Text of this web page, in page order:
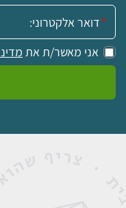
אימייל:
אני מאשר/ת את